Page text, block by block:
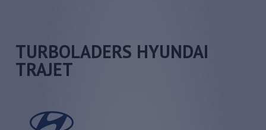
TURBOLADERS HYUNDAI
TRAJET